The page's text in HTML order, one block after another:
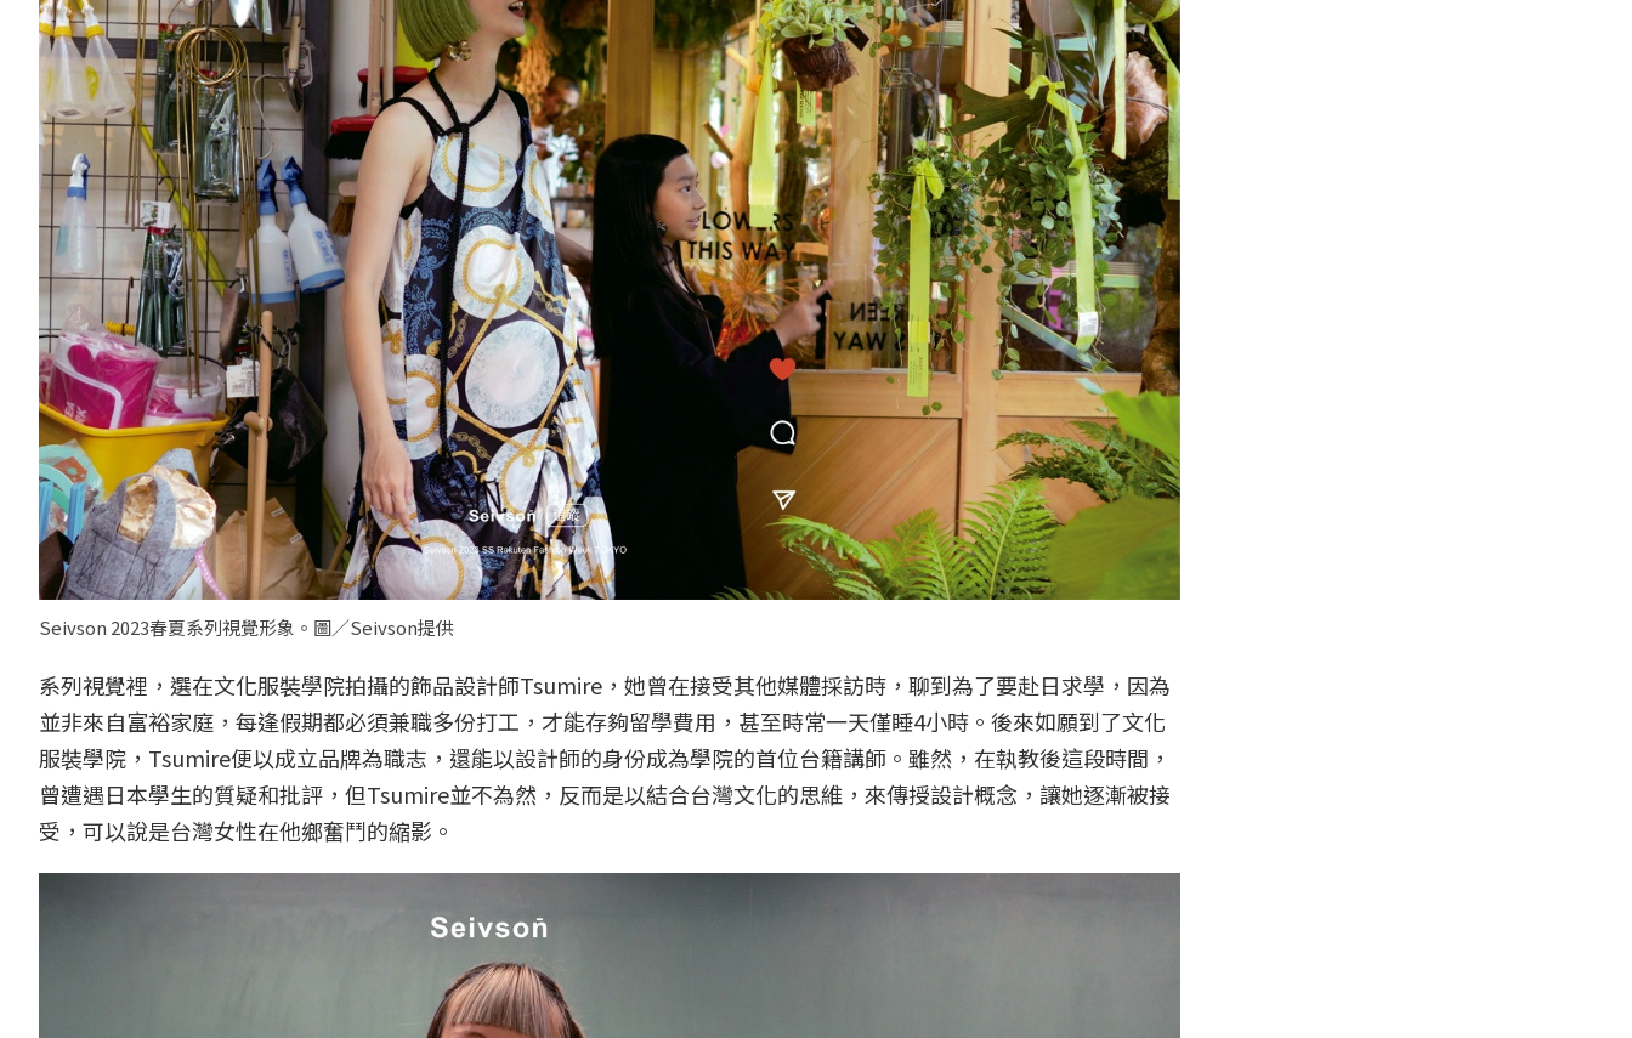
Seivson 2023春夏系列視覺形象。圖／Seivson提供
系列視覺裡，選在文化服裝學院拍攝的飾品設計師Tsumire，她曾在接受其他媒體採訪時，聊到為了要赴日求學，因為
並非來自富裕家庭，每逢假期都必須兼職多份打工，才能存夠留學費用，甚至時常一天僅睡4小時。後來如願到了文化
服裝學院，Tsumire便以成立品牌為職志，還能以設計師的身份成為學院的首位台籍講師。雖然，在執教後這段時間，
曾遭遇日本學生的質疑和批評，但Tsumire並不為然，反而是以結合台灣文化的思維，來傳授設計概念，讓她逐漸被接
受，可以說是台灣女性在他鄉奮鬥的縮影。